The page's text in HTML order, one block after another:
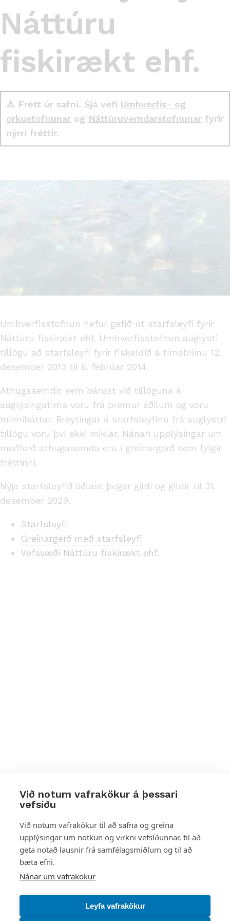
Við notum vafrakökur á þessari
vefsíðu
Við notum vafrakökur til að safna og greina
upplýsingar um notkun og virkni vefsíðunnar, til að
geta notað lausnir frá samfélagsmiðlum og til að
bæta efni.
Nánar um vafrakökur
Leyfa vafrakökur
Náttúru
fiskirækt ehf.
⚠️ Frétt úr safni. Sjá vefi Umhverfis- og
orkustofnunar og Náttúruverndarstofnunar fyrir
nýrri fréttir.
Umhverfisstofnun hefur gefið út starfsleyfi fyrir
Náttúru fiskirækt ehf. Umhverfisstofnun auglýsti
tillögu að starfsleyfi fyrir fiskeldið á tímabilinu 12.
desember 2013 til 6. febrúar 2014.
Athugasemdir sem bárust við tillöguna á
auglýsingatíma voru frá þremur aðilum og voru
minniháttar. Breytingar á starfsleyfinu frá auglýstri
tillögu voru því ekki miklar. Nánari upplýsingar um
meðferð athugasemda eru í greinargerð sem fylgir
fréttinni.
Nýja starfsleyfið öðlast þegar gildi og gildir til 31.
desember 2029.
Starfsleyfi
Greinargerð með starfsleyfi
Vefsvæði Náttúru fiskirækt ehf.
Styttu þér leið
Mest skoðað
Starfsstöðvar